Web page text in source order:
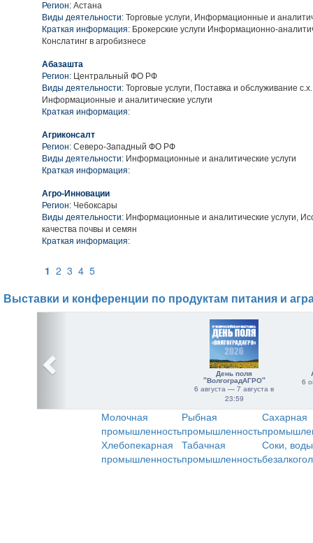
Регион: Астана
Виды деятельности: Торговые услуги, Информационные и
Краткая информация: Брокерские услуги Информационно-
Конслатинг в агробизнесе
Абазашта
Регион: Центральный ФО РФ
Виды деятельности: Торговые услуги, Поставка и обслуживание
Информационные и аналитические услуги
Краткая информация:
Агриконсалт
Регион: Северо-Западный ФО РФ
Виды деятельности: Информационные и аналитические услуги
Краткая информация:
Агро-Инновации
Регион: Чебоксары
Виды деятельности: Информационные и аналитические услуги,
качества почвы и семян
Краткая информация:
1 2 3 4 5
Выставки и конференции по продуктам питания и
День поля
"ВолгоградАГРО"
6 августа — 7 августа в
23:59
6
Молочная
промышленность
Рыбная
промышленность
Сахарная
Хлебопекарная
промышленность
Табачная
промышленность
Соки,